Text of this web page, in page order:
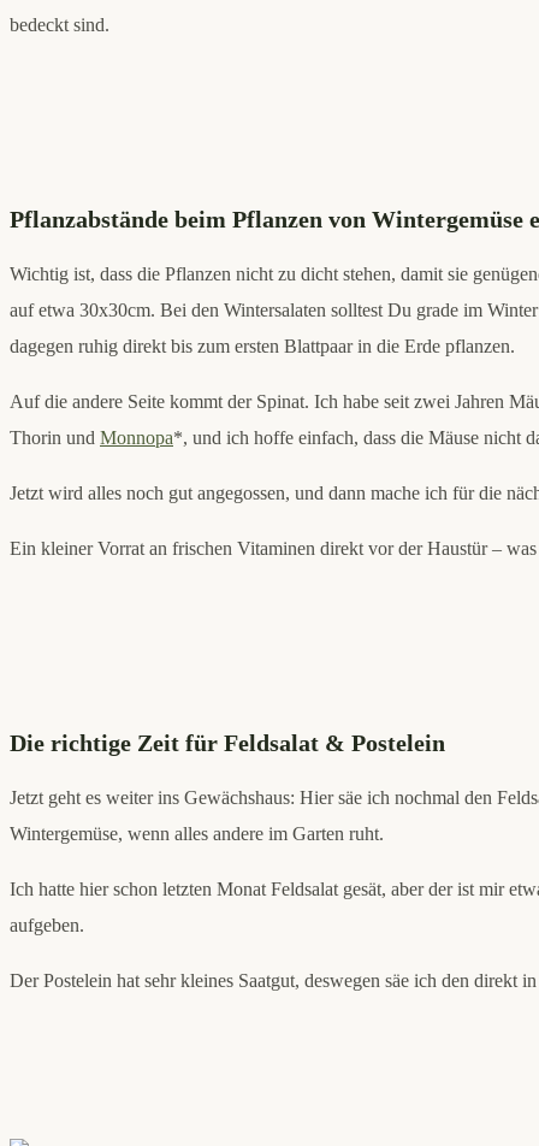
Pflanzabstände beim Pflanzen von Wintergemüse
Wichtig ist, dass die Pflanzen nicht zu dicht stehen, damit sie
auf etwa 30x30cm. Bei den Wintersalaten solltest Du grade im
dagegen ruhig direkt bis zum ersten Blattpaar in die Erde pflanzen.
Auf die andere Seite kommt der Spinat. Ich habe seit zwei Jahren
Thorin und Monnopa*, und ich hoffe einfach, dass die Mäuse nicht
Jetzt wird alles noch gut angegossen, und dann mache ich für die
Ein kleiner Vorrat an frischen Vitaminen direkt vor der Haustür –
Die richtige Zeit für Feldsalat & Postelein
Jetzt geht es weiter ins Gewächshaus: Hier säe ich nochmal den
Wintergemüse, wenn alles andere im Garten ruht.
Ich hatte hier schon letzten Monat Feldsalat gesät, aber der ist mir
aufgeben.
Der Postelein hat sehr kleines Saatgut, deswegen säe ich den